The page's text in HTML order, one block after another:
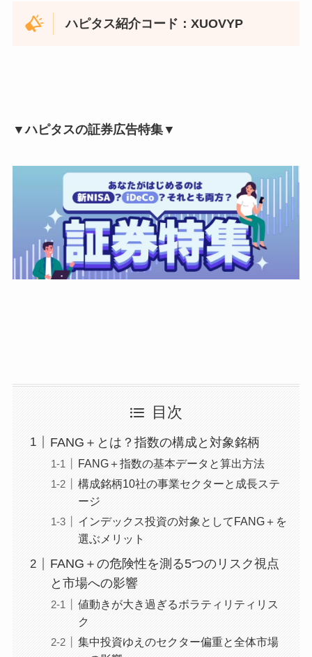
ハピタス紹介コード：XUOVYP
▼ハピタスの証券広告特集▼
目次
FANG＋とは？指数の構成と対象銘柄
FANG＋指数の基本データと算出方法
構成銘柄10社の事業セクターと成長ステ
ージ
インデックス投資の対象としてFANG＋を
選ぶメリット
FANG＋の危険性を測る5つのリスク視点
と市場への影響
値動きが大き過ぎるボラティリティリス
ク
集中投資ゆえのセクター偏重と全体市場